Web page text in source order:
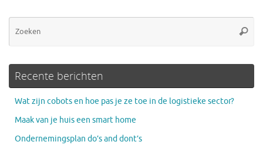
Recente berichten
Wat zijn cobots en hoe pas je ze toe in de logistieke sector?
Maak van je huis een smart home
Ondernemingsplan do’s and dont’s